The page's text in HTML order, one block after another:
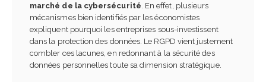
marché de la cybersécurité. En effet, plusieurs
mécanismes bien identifiés par les économistes
expliquent pourquoi les entreprises sous-investissent
dans la protection des données. Le RGPD vient justement
combler ces lacunes, en redonnant à la sécurité des
données personnelles toute sa dimension stratégique.